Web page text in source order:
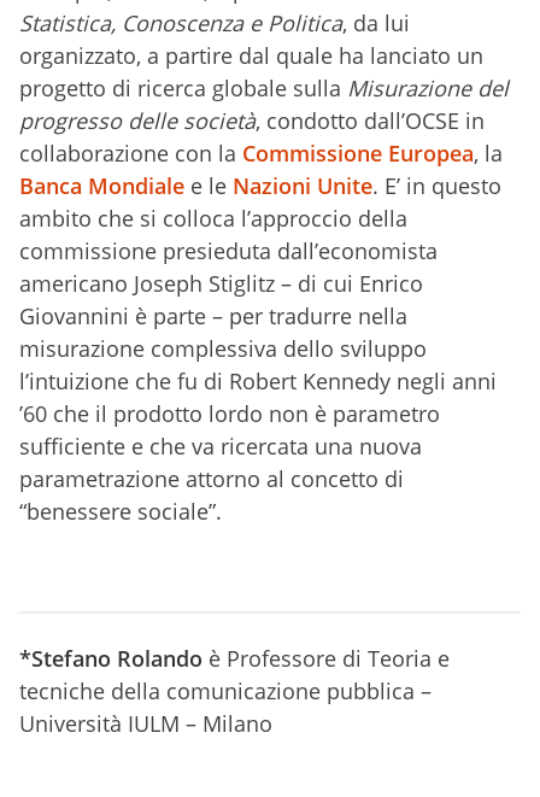
Statistica, Conoscenza e Politica, da lui
organizzato, a partire dal quale ha lanciato un
progetto di ricerca globale sulla Misurazione del
progresso delle società, condotto dall’OCSE in
collaborazione con la Commissione Europea, la
Banca Mondiale e le Nazioni Unite. E’ in questo
ambito che si colloca l’approccio della
commissione presieduta dall’economista
americano Joseph Stiglitz – di cui Enrico
Giovannini è parte – per tradurre nella
misurazione complessiva dello sviluppo
l’intuizione che fu di Robert Kennedy negli anni
’60 che il prodotto lordo non è parametro
sufficiente e che va ricercata una nuova
parametrazione attorno al concetto di
“benessere sociale”.
*Stefano Rolando è Professore di Teoria e
tecniche della comunicazione pubblica –
Università IULM – Milano